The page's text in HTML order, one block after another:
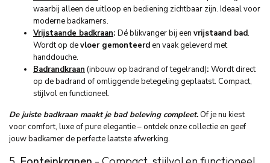
waarbij alleen de uitloop en bediening zichtbaar zijn. Ideaal voor
moderne badkamers.
Vrijstaande badkraan: Dé blikvanger bij een vrijstaand bad.
Wordt op devloer gemonteerden vaak geleverd met
handdouche.
Badrandkraan (inbouw op badrand of tegelrand): Wordt direct
op de badrand of omliggende betegeling geplaatst. Compact,
stijlvol en functioneel.
De juiste badkraan maakt je bad beleving compleet. Of je nu kiest
voor comfort, luxe of pure elegantie – ontdek onze collectie en geef
jouw badkamer de perfecte laatste afwerking.